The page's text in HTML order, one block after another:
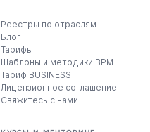
Реестры по отраслям
Блог
Тарифы
Шаблоны и методики BPM
Тариф BUSINESS
Лицензионное соглашение
Свяжитесь с нами